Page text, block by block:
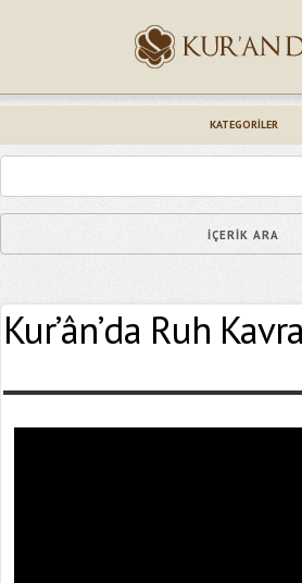
KATEGORILER
Kur’ân’da Ruh
Epostanız (*)
Yaşadığınız Hatanın Ayrıntıları